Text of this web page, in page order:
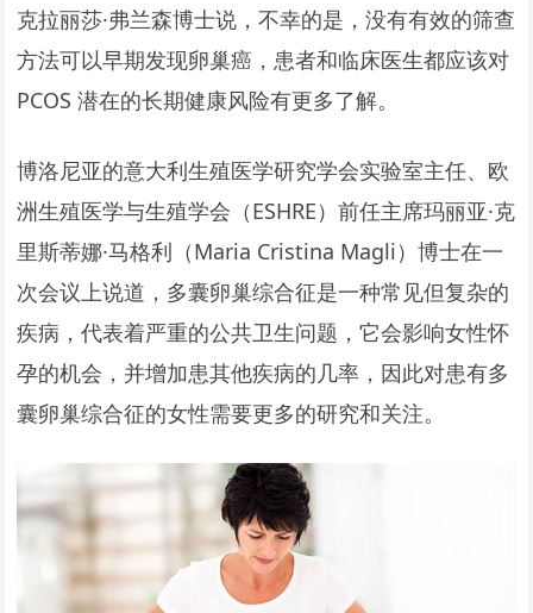
克拉丽莎·弗兰森博士说，不幸的是，没有有效的筛查
方法可以早期发现卵巢癌，患者和临床医生都应该对
PCOS 潜在的长期健康风险有更多了解。
博洛尼亚的意大利生殖医学研究学会实验室主任、欧
洲生殖医学与生殖学会（ESHRE）前任主席玛丽亚·克
里斯蒂娜·马格利（Maria Cristina Magli）博士在一
次会议上说道，多囊卵巢综合征是一种常见但复杂的
疾病，代表着严重的公共卫生问题，它会影响女性怀
孕的机会，并增加患其他疾病的几率，因此对患有多
囊卵巢综合征的女性需要更多的研究和关注。